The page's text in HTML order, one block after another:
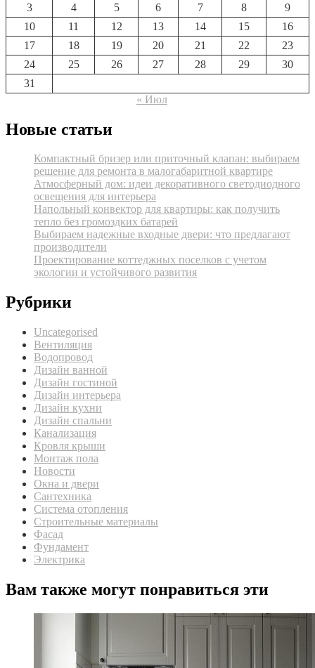
3
4 5 6 7 8
9
10
11 12 13 14 15
16
17
18 19 20 21 22
23
24
25 26 27 28 29
30
31
« Июл
Новые статьи
Компактный бризер или приточный клапан: выбираем
решение для ремонта в малогабаритной квартире
Атмосферный дом: идеи декоративного светодиодного
освещения для интерьера
Напольный конвектор для квартиры: как получить
тепло без громоздких батарей
Выбираем надежные входные двери: что предлагают
производители
Проектирование коттеджных поселков с учетом
экологии и устойчивого развития
Рубрики
Uncategorised
Вентиляция
Водопровод
Дизайн ванной
Дизайн гостиной
Дизайн интерьера
Дизайн кухни
Дизайн спальни
Канализация
Кровля крыши
Монтаж пола
Новости
Окна и двери
Сантехника
Система отопления
Строительные материалы
Фасад
Фундамент
Электрика
Вам также могут понравиться эти